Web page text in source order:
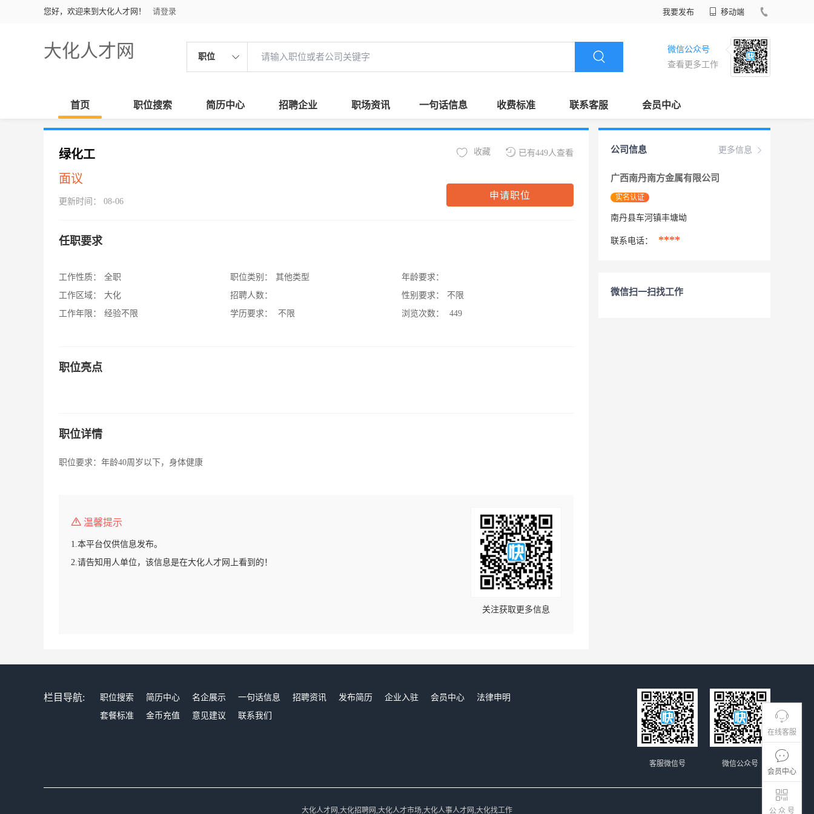
您好，欢迎来到大化人才网！ 请登录 我要发布 移动端
大化人才网 职位
微信公众号
查看更多工作
首页 职位搜索 简历中心 招聘企业 职场资讯 一句话信息 收费标准 联系客服 会员中心
在线客服
会员中心
公 众 号
绿化工
面议
更新时间： 08-06
已有449人查看
收藏
申请职位
任职要求
工作性质：
全职
工作区域：
大化
工作年限：
经验不限
职位类别：
其他类型
招聘人数：
学历要求：
不限
年龄要求：
性别要求：
不限
浏览次数：
449
职位亮点
职位详情
职位要求：年龄40周岁以下，身体健康
温馨提示
1.本平台仅供信息发布。
2.请告知用人单位，该信息是在大化人才网上看到的！
关注获取更多信息
更多信息
公司信息
广西南丹南方金属有限公司
实名认证
南丹县车河镇丰塘坳
联系电话： ****
微信扫一扫找工作
栏目导航: 职位搜索 简历中心 名企展示 一句话信息 招聘资讯 发布简历 企业入驻 会员中心
法律申明
套餐标准
金币充值 意见建议 联系我们
微信公众号
客服微信号
大化人才网,大化招聘网,大化人才市场,大化人事人才网,大化找工作